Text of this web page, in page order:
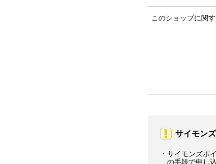
このショップに関
サイモン
・サイモンズポ
の手段で申し